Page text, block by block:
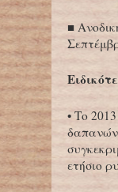
■
• Το
δαπανών
ετήσιο